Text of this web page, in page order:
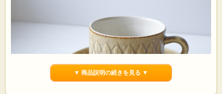
▼ 商品説明の続きを見る ▼